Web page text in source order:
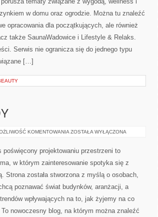
w domu oraz ogrodzie. Można tu znaleźć
opracowania dla początkujących, ale również
także SaunaWadowice i Lifestyle & Relaks.
Serwis nie ogranicza się do jednego typu
[…]
KOMENTOWANIA WSPÓŁCZESNE
ZOSTAŁA WYŁĄCZONA
poświęcony projektowaniu przestrzeni to
w którym zainteresowanie spotyka się z
Strona została stworzona z myślą o osobach,
poznawać świat budynków, aranżacji, a
wpływających na to, jak żyjemy na co
nowoczesny blog, na którym można znaleźć